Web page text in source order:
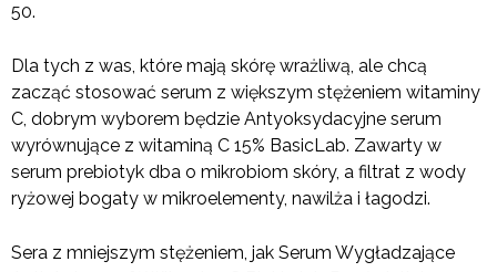
50.
Dla tych z was, które mają skórę wrażliwą, ale chcą
zacząć stosować serum z większym stężeniem witaminy
C, dobrym wyborem będzie Antyoksydacyjne serum
wyrównujące z witaminą C 15% BasicLab. Zawarty w
serum prebiotyk dba o mikrobiom skóry, a filtrat z wody
ryżowej bogaty w mikroelementy, nawilża i łagodzi.
Sera z mniejszym stężeniem, jak Serum Wygładzające